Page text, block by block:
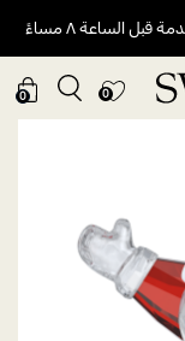
الساعة ٨ مساءً
0
0